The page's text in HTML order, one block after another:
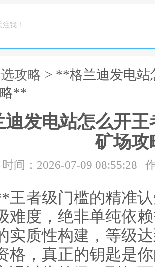
我！
攻略 > **格兰迪发电站
**
发电站怎么开
矿场
时间：2026-07-09 08:55:28
王者级门槛的精准
难度，绝非单纯依
实质性构建，等级
格，真正的钥匙是